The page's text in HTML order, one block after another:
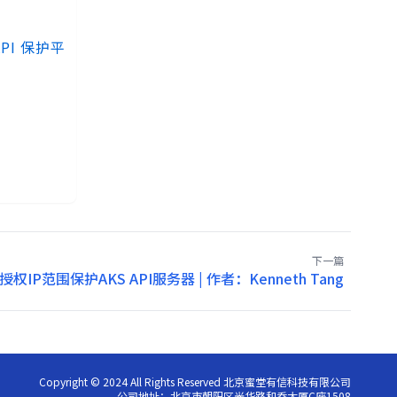
保护平
下一篇
权IP范围保护AKS API服务器 | 作者：Kenneth Tang
Copyright © 2024 All Rights Reserved 北京蜜堂有信科技有限公司